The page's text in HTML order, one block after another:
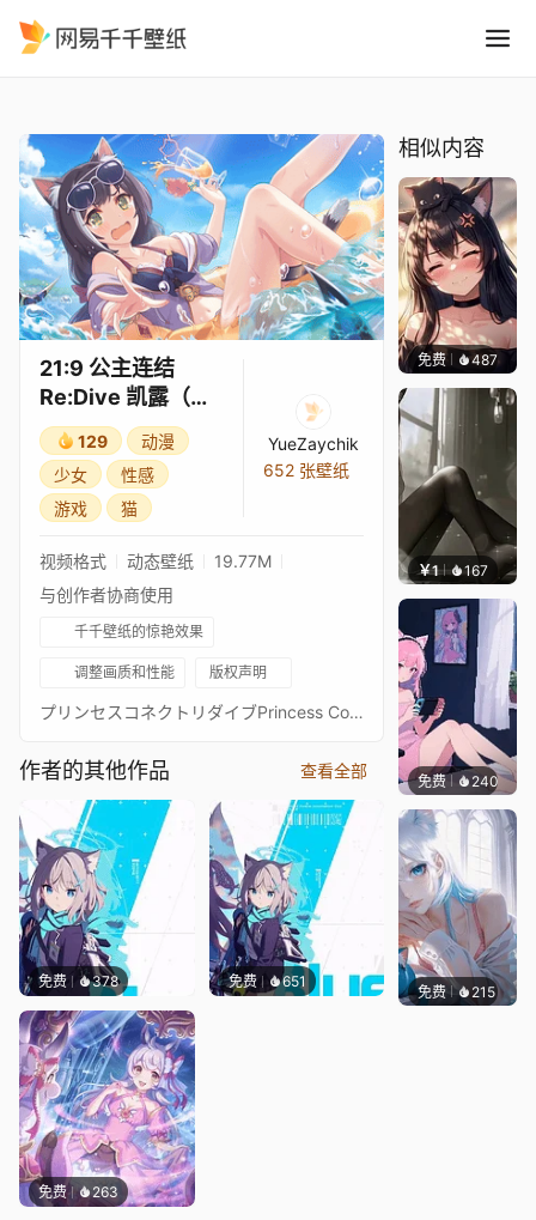
21:9 公主连结
Re:Dive 凯露（夏
日）3★
129
动漫
少女
性感
游戏
猫
YueZaychik
652 张壁纸
视频格式 动态壁纸
19.77M
与创作者协商使用
千千壁纸的惊艳效果
调整画质和性能 版权声明
プリンセスコネクトリダイブPrincess Connect! Re: Dive超异域公主连结！Re: Dive3星 泳装 凯露 黑猫 臭鼬 3★ 主页动画壁纸3★キャル（サマー)通过 Waifu2x 降噪放大 + FFmpeg 60FPS 补帧处理21:9 3440*1440 带鱼屏适配16:9 标准比例版：https://steamcommunity.com/sharedfiles/filedetails/?id=2066423841PCR 16:9 合集：https://steamcommunity.com/sharedfiles/filedetails/?id=2134024999
作者的其他作品 查看全部
免费 378 免费 651
免费 263
相似内容
免费 487豆子
￥1 167 叮叮
免费 240好看
免费 215渔小小